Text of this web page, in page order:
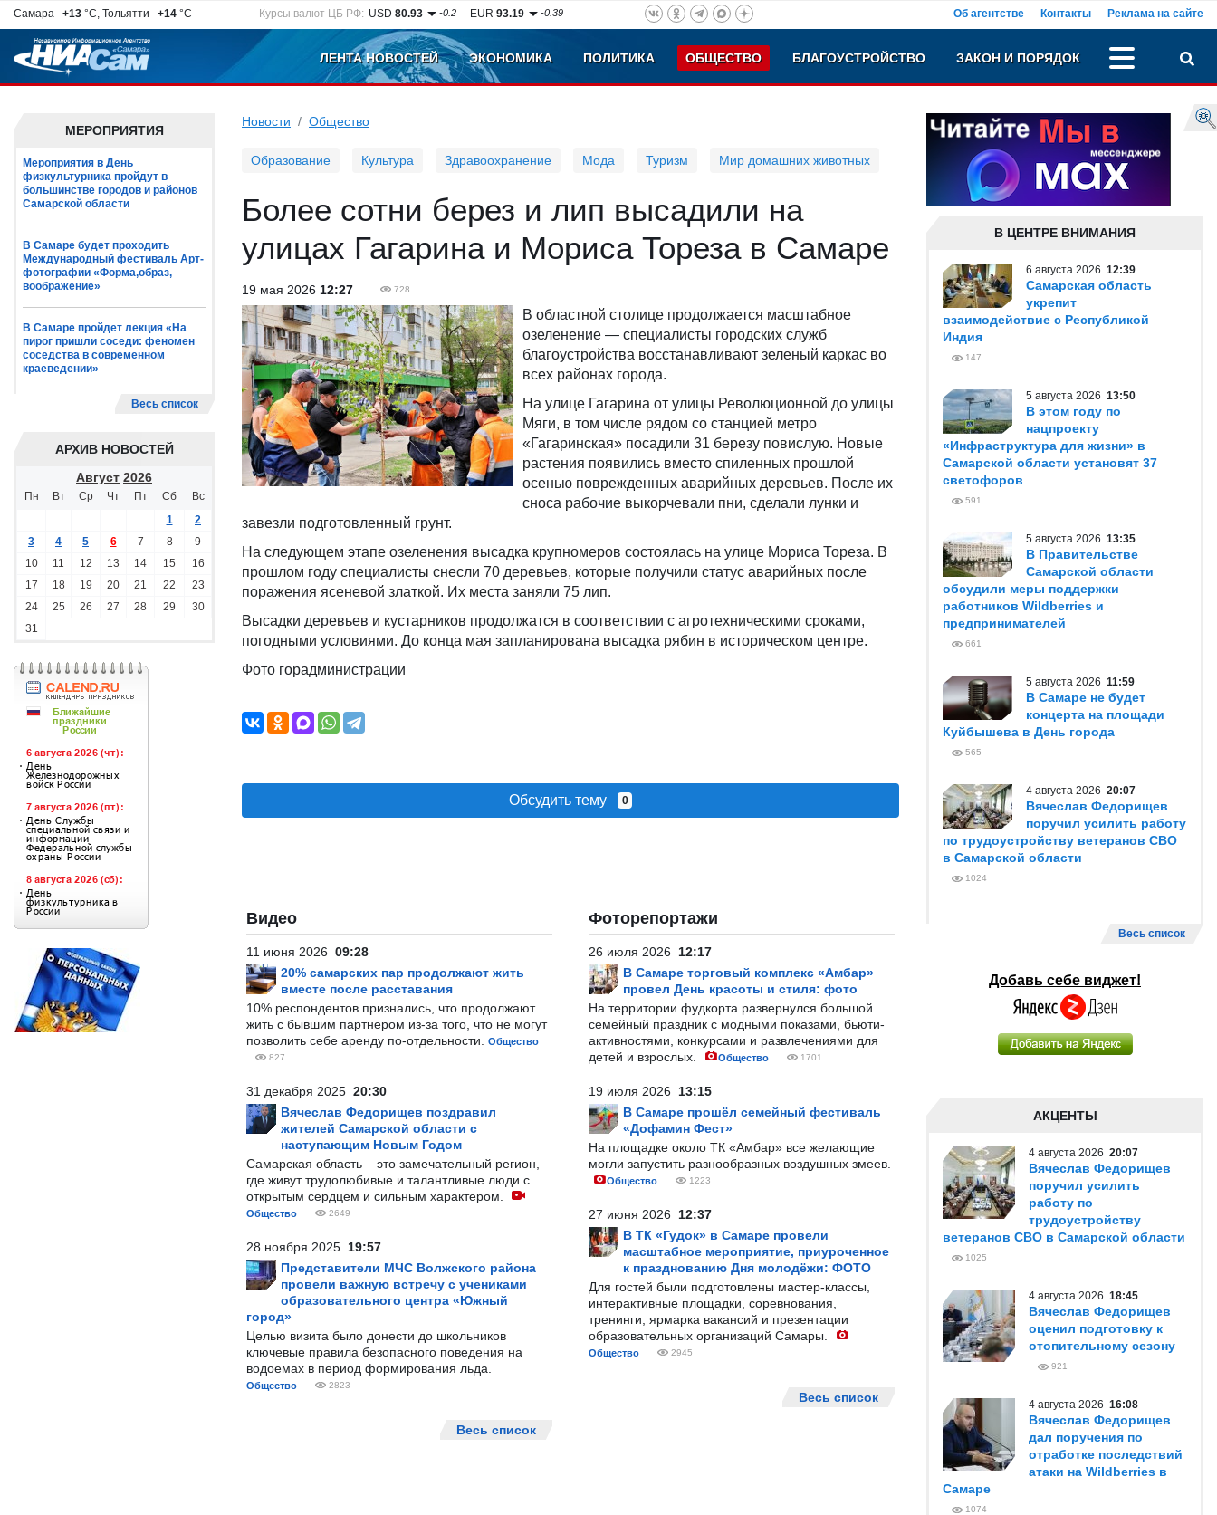
Самара +13 °C, Тольятти +14 °C Курсы валют ЦБ РФ: USD80.93 -0.2 EUR93.19 -0.39 Об агентстве Контакты Реклама на сайте
ЛЕНТА НОВОСТЕЙ ЭКОНОМИКА ПОЛИТИКА ОБЩЕСТВО БЛАГОУСТРОЙСТВО ЗАКОН И ПОРЯДОК
МЕРОПРИЯТИЯ
Мероприятия в День
физкультурника пройдут в
большинстве городов и районов
Самарской области
В Самаре будет проходить
Международный фестиваль Арт-
фотографии «Форма,образ,
воображение»
В Самаре пройдет лекция «На
пирог пришли соседи: феномен
соседства в современном
краеведении»
Весь список
АРХИВ НОВОСТЕЙ
Август 2026
Пн Вт Ср Чт Пт Сб
Вс
1
2
3
4 5 6 7 8
9
10
11 12 13 14 15
16
17
18 19 20 21 22
23
24
25 26 27 28 29
30
31
Новости Общество
Образование Культура Здравоохранение Мода Туризм Мир домашних животных
Более сотни берез и лип высадили на
улицах Гагарина и Мориса Тореза в Самаре
19 мая 2026 12:27 728
В областной столице продолжается масштабное
озеленение — специалисты городских служб
благоустройства восстанавливают зеленый каркас во
всех районах города.
На улице Гагарина от улицы Революционной до улицы
Мяги, в том числе рядом со станцией метро
«Гагаринская» посадили 31 березу повислую. Новые
растения появились вместо спиленных прошлой
осенью поврежденных аварийных деревьев. После их
сноса рабочие выкорчевали пни, сделали лунки и
завезли подготовленный грунт.
На следующем этапе озеленения высадка крупномеров состоялась на улице Мориса Тореза. В
прошлом году специалисты снесли 70 деревьев, которые получили статус аварийных после
поражения ясеневой златкой. Их места заняли 75 лип.
Высадки деревьев и кустарников продолжатся в соответствии с агротехническими сроками,
погодными условиями. До конца мая запланирована высадка рябин в историческом центре.
Фото горадминистрации
Обсудить тему 0
Видео
11 июня 2026 09:28
20% самарских пар продолжают жить
вместе после расставания
10% респондентов признались, что продолжают
жить с бывшим партнером из-за того, что не могут
позволить себе аренду по-отдельности.
Общество
827
31 декабря 2025 20:30
Вячеслав Федорищев поздравил
жителей Самарской области с
наступающим Новым Годом
Самарская область – это замечательный регион,
где живут трудолюбивые и талантливые люди с
открытым сердцем и сильным характером.
Общество 2649
28 ноября 2025 19:57
Представители МЧС Волжского района
провели важную встречу с учениками
образовательного центра «Южный
город»
Целью визита было донести до школьников
ключевые правила безопасного поведения на
водоемах в период формирования льда.
Общество 2823
Весь список
Фоторепортажи
26 июля 2026 12:17
В Самаре торговый комплекс «Амбар»
провел День красоты и стиля: фото
На территории фудкорта развернулся большой
семейный праздник с модными показами, бьюти-
активностями, конкурсами и развлечениями для
детей и взрослых.
Общество 1701
19 июля 2026 13:15
В Самаре прошёл семейный фестиваль
«Дофамин Фест»
На площадке около ТК «Амбар» все желающие
могли запустить разнообразных воздушных змеев.
Общество 1223
27 июня 2026 12:37
В ТК «Гудок» в Самаре провели
масштабное мероприятие, приуроченное
к празднованию Дня молодёжи: ФОТО
Для гостей были подготовлены мастер-классы,
интерактивные площадки, соревнования,
тренинги, ярмарка вакансий и презентации
образовательных организаций Самары.
Общество 2945
Весь список
В ЦЕНТРЕ ВНИМАНИЯ
6 августа 2026 12:39
Самарская область
укрепит
взаимодействие с Республикой
Индия
147
5 августа 2026 13:50
В этом году по
нацпроекту
«Инфраструктура для жизни» в
Самарской области установят 37
светофоров
591
5 августа 2026 13:35
В Правительстве
Самарской области
обсудили меры поддержки
работников Wildberries и
предпринимателей
661
5 августа 2026 11:59
В Самаре не будет
концерта на площади
Куйбышева в День города
565
4 августа 2026 20:07
Вячеслав Федорищев
поручил усилить работу
по трудоустройству ветеранов СВО
в Самарской области
1024
Весь список
Добавь себе виджет!
АКЦЕНТЫ
4 августа 2026 20:07
Вячеслав Федорищев
поручил усилить
работу по
трудоустройству
ветеранов СВО в Самарской области
1025
4 августа 2026 18:45
Вячеслав Федорищев
оценил подготовку к
отопительному сезону
921
4 августа 2026 16:08
Вячеслав Федорищев
дал поручения по
отработке последствий
атаки на Wildberries в
Самаре
1074